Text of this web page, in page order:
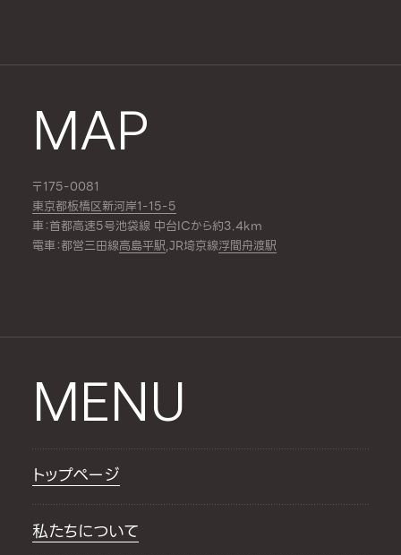
MAP
〒175-0081
東京都板橋区新河岸1-15-5
車：首都高速5号池袋線 中台ICから約3.4km
電車：都営三田線高島平駅,JR埼京線浮間舟渡駅
MENU
トップページ
私たちについて